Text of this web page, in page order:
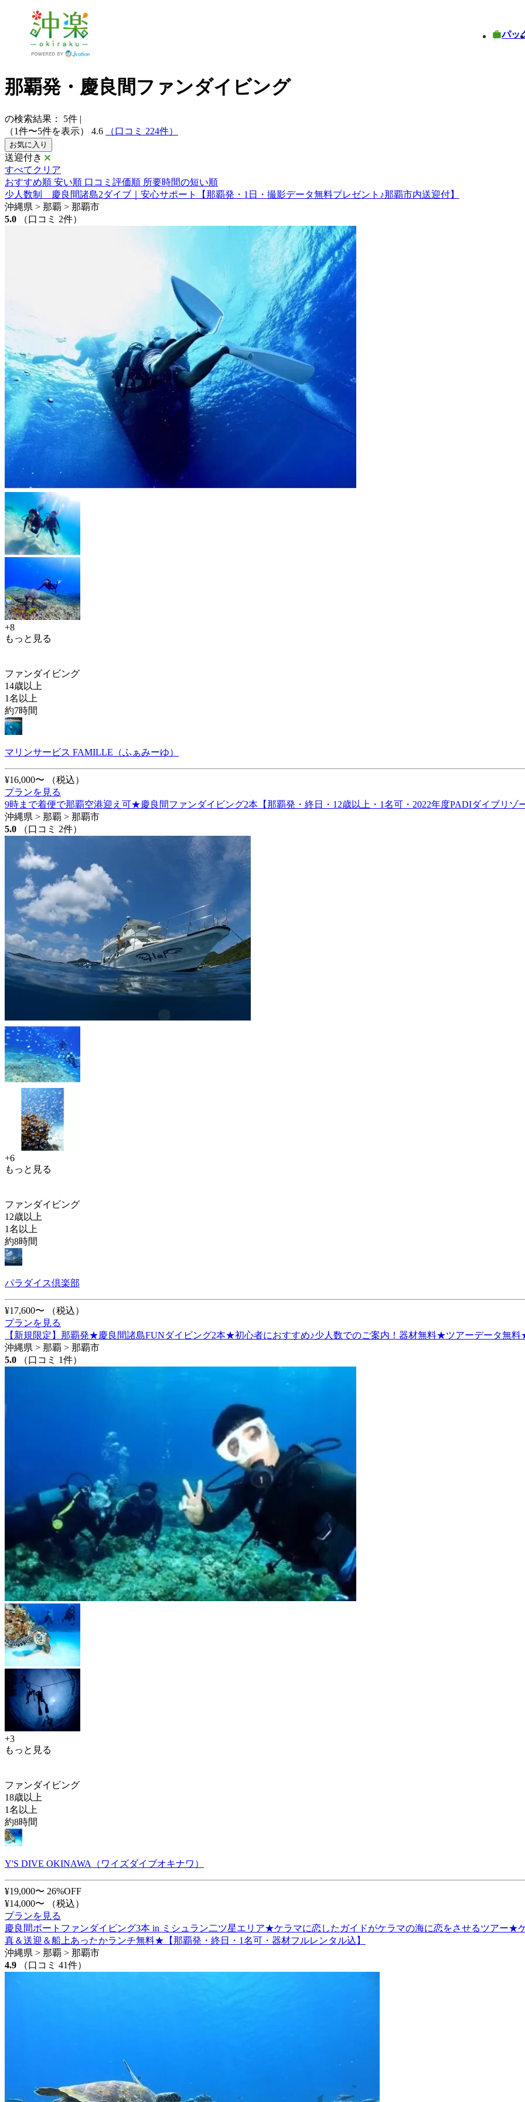
パッ
那覇発・慶良間ファンダイビング
の検索結果： 5件 |
（1件〜5件を表示）
4.6 （口コミ 224件）
お気に入り
送迎付き
すべてクリア
おすすめ順 安い順 口コミ評価順 所要時間の短い順
少人数制 慶良間諸島2ダイブ｜安心サポート【那覇発・1日・撮影データ無料プレゼント♪那覇市内送迎付】
沖縄県 > 那覇 > 那覇市
5.0
（口コミ 2件）
+8
もっと見る
ファンダイビング
14歳以上
1名以上
約7時間
マリンサービス FAMILLE（ふぁみーゆ）
¥16,000〜
（税込）
プランを見る
9時まで着便で那覇空港迎え可★慶良間ファンダイビング2本【那覇発・終日・12歳以上・1名可・2022年度PADIダイブリ
沖縄県 > 那覇 > 那覇市
5.0
（口コミ 2件）
+6
もっと見る
ファンダイビング
12歳以上
1名以上
約8時間
パラダイス倶楽部
¥17,600〜
（税込）
プランを見る
【新規限定】那覇発★慶良間諸島FUNダイビング2本★初心者におすすめ♪少人数でのご案内！器材無料★ツアーデータ無
沖縄県 > 那覇 > 那覇市
5.0
（口コミ 1件）
+3
もっと見る
ファンダイビング
18歳以上
1名以上
約8時間
Y'S DIVE OKINAWA（ワイズダイブオキナワ）
¥19,000〜 26%OFF
¥14,000〜
（税込）
プランを見る
慶良間ボートファンダイビング3本 in ミシュラン二ツ星エリア★ケラマに恋したガイドがケラマの海に恋をさせるツアー★
真＆送迎＆船上あったかランチ無料★【那覇発・終日・1名可・器材フルレンタル込】
沖縄県 > 那覇 > 那覇市
4.9
（口コミ 41件）